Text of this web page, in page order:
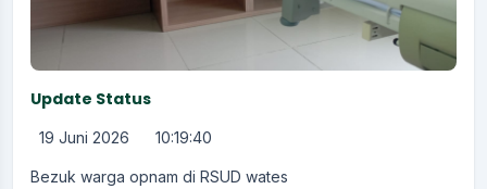
Update Status
19 Juni 2026 10:19:40
Bezuk warga opnam di RSUD wates